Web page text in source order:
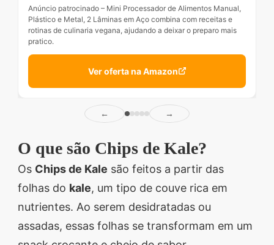
Anúncio patrocinado – Mini Processador de Alimentos Manual,
Plástico e Metal, 2 Lâminas em Aço combina com receitas e
rotinas de culinaria vegana, ajudando a deixar o preparo mais
pratico.
Ver oferta na Amazon
← →
O que são Chips de Kale?
Os Chips de Kale são feitos a partir das
folhas do kale, um tipo de couve rica em
nutrientes. Ao serem desidratadas ou
assadas, essas folhas se transformam em um